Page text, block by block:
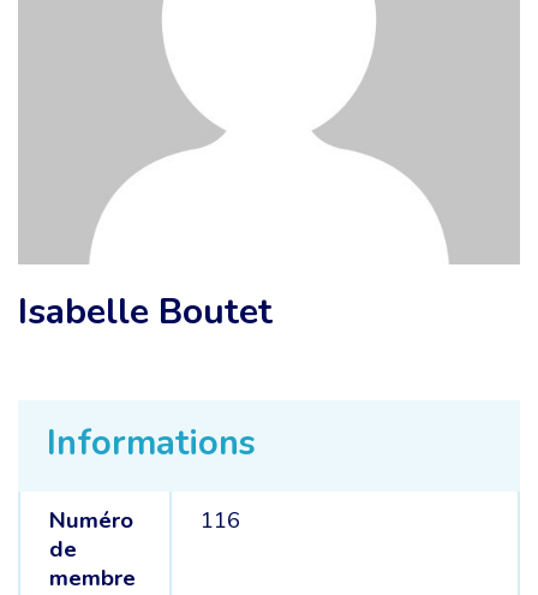
Informations
Numéro
de
membre
116
Isabelle Boutet